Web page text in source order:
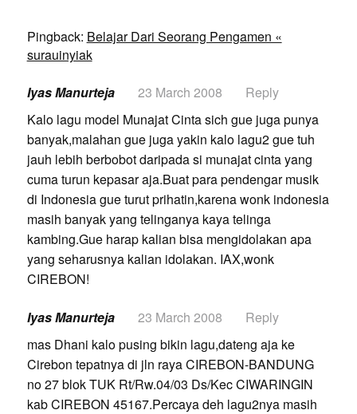
Pingback: Belajar Dari Seorang Pengamen «
surauinyiak
Iyas Manurteja 23 March 2008
Reply
Kalo lagu model Munajat Cinta sich gue juga punya
banyak,malahan gue juga yakin kalo lagu2 gue tuh
jauh lebih berbobot daripada si munajat cinta yang
cuma turun kepasar aja.Buat para pendengar musik
di Indonesia gue turut prihatin,karena wonk indonesia
masih banyak yang telinganya kaya telinga
kambing.Gue harap kalian bisa mengidolakan apa
yang seharusnya kalian idolakan. IAX,wonk
CIREBON!
Iyas Manurteja 23 March 2008
Reply
mas Dhani kalo pusing bikin lagu,dateng aja ke
Cirebon tepatnya di jln raya CIREBON-BANDUNG
no 27 blok TUK Rt/Rw.04/03 Ds/Kec CIWARINGIN
kab CIREBON 45167.Percaya deh lagu2nya masih